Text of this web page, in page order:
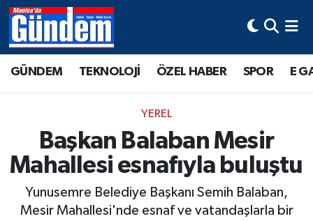
GÜNDEM TEKNOLOJİ ÖZEL HABER SPOR E
YEREL
Başkan Balaban Mesir
Mahallesi esnafıyla buluştu
Yunusemre Belediye Başkanı Semih Balaban,
Mesir Mahallesi'nde esnaf ve vatandaşlarla bir
Manisa Hava Durumu
Tüm Manşetler
Son Dakika Haberleri